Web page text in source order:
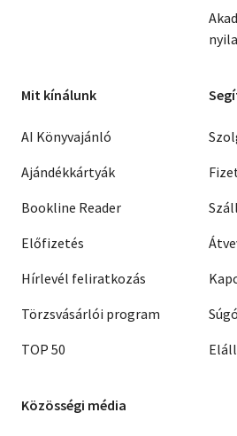
Mit kínálunk
AI Könyvajánló
Ajándékkártyák
Bookline Reader
Előfizetés
Hírlevél feliratkozás
Törzsvásárlói program
TOP 50
Súgó
Közösségi média